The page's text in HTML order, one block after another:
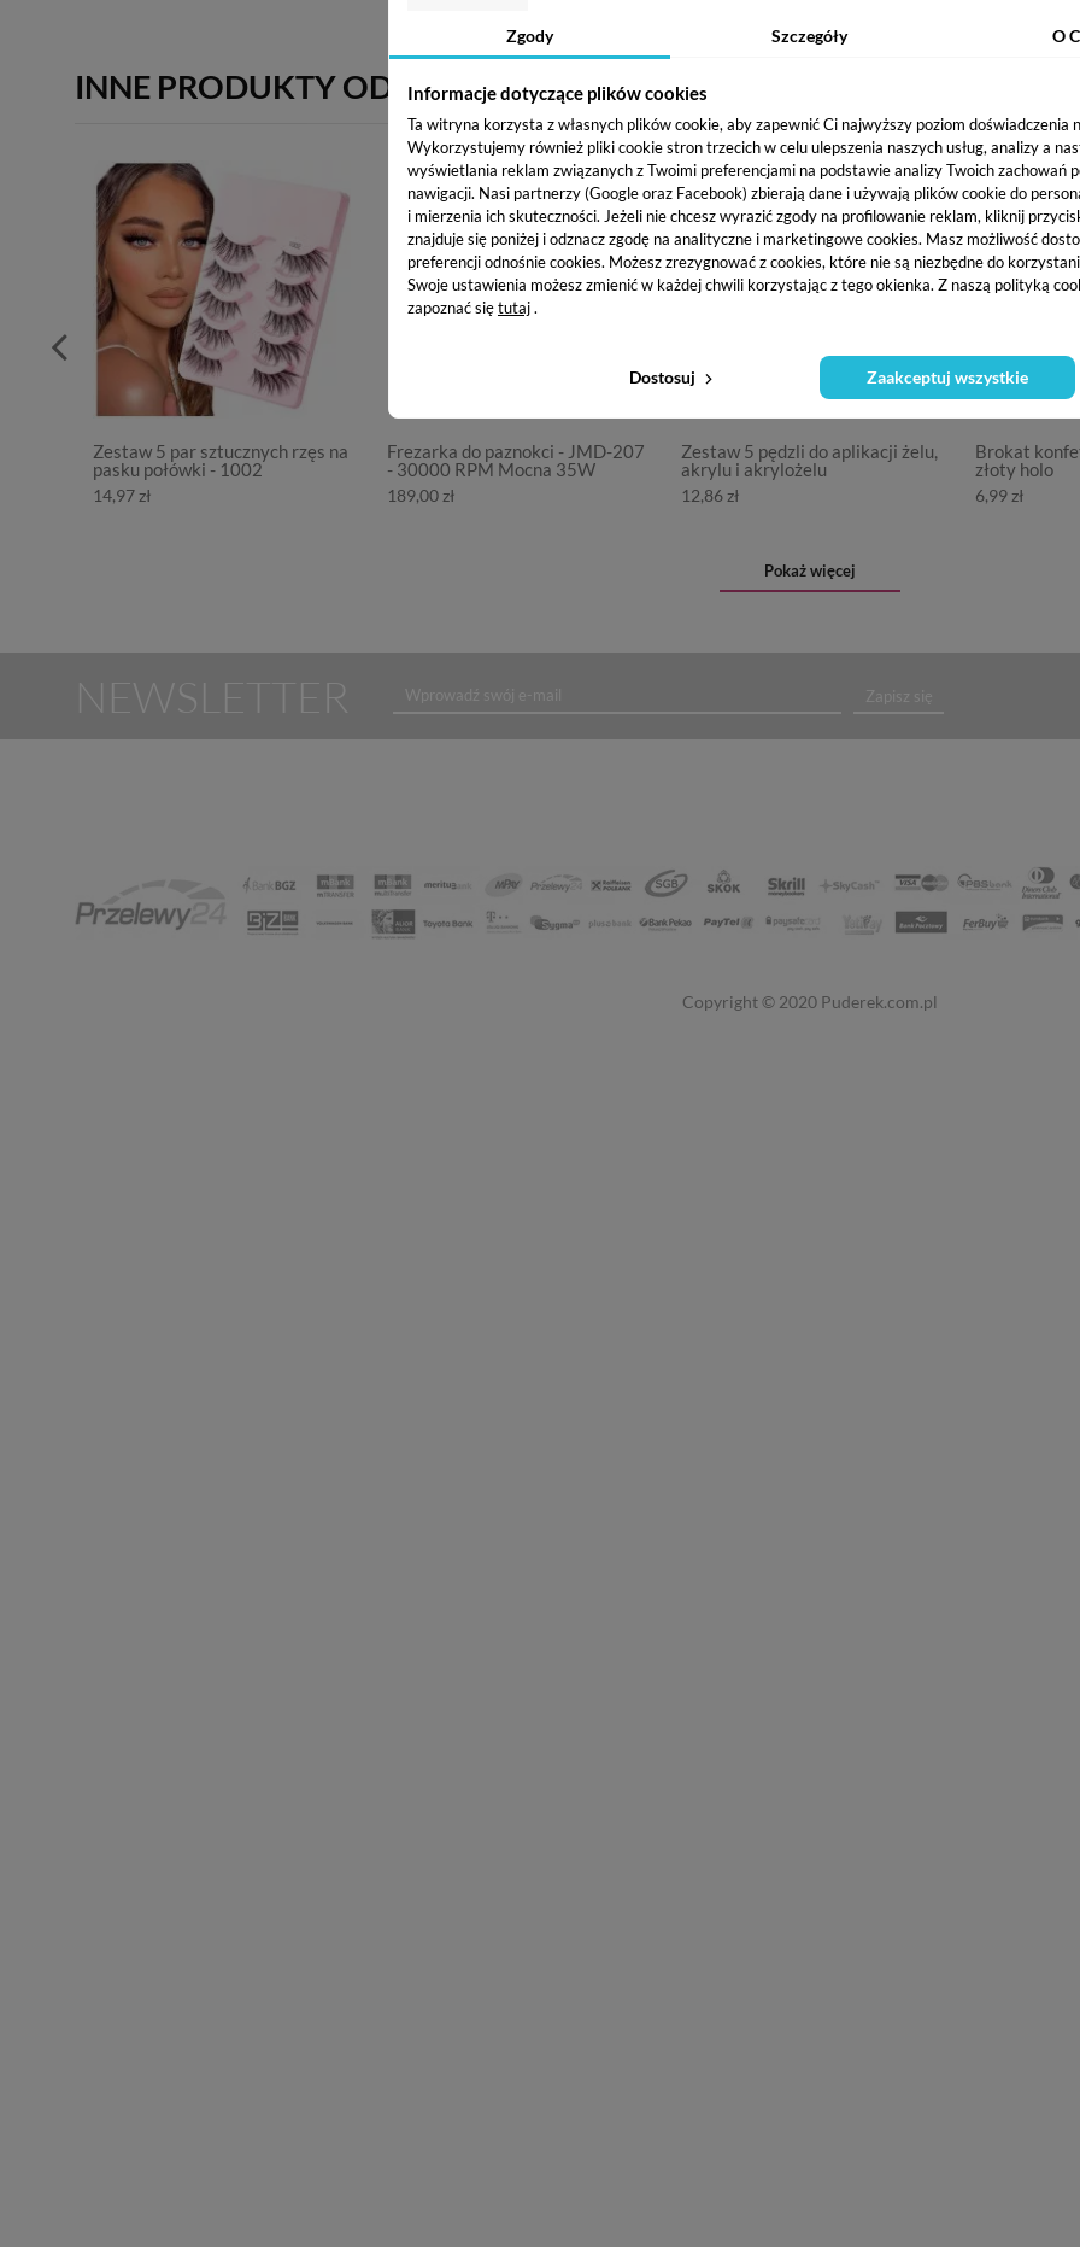
Zgody Szczegóły O
Informacje dotyczące plików cookies
Ta witryna korzysta z własnych plików cookie, aby zapewnić Ci najwyższy poziom doświadczenia
Wykorzystujemy również pliki cookie stron trzecich w celu ulepszenia naszych usług, analizy a
wyświetlania reklam związanych z Twoimi preferencjami na podstawie analizy Twoich zachowań
nawigacji. Nasi partnerzy (Google oraz Facebook) zbierają dane i używają plików cookie do
i mierzenia ich skuteczności. Jeżeli nie chcesz wyrazić zgody na profilowanie reklam, kliknij
znajduje się poniżej i odznacz zgodę na analityczne i marketingowe cookies. Masz możliwość
preferencji odnośnie cookies. Możesz zrezygnować z cookies, które nie są niezbędne do
Swoje ustawienia możesz zmienić w każdej chwili korzystając z tego okienka. Z naszą polityką
zapoznać siętutaj.
Dostosuj Zaakceptuj wszystkie
INNE PRODUKTY OD PUDEREK
Zestaw 5 par sztucznych rzęs na
pasku połówki - 1002
14,97 zł
Frezarka do paznokci - JMD-207
- 30000 RPM Mocna 35W
189,00 zł
Zestaw 5 pędzli do aplikacji żelu,
akrylu i akrylożelu
12,86 zł
Brokat
złoty holo
6,99 zł
Pokaż więcej
NEWSLETTER Zapisz się
Copyright © 2020 Puderek.com.pl